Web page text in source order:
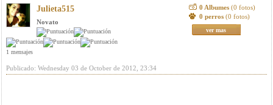
Julieta515
Novato
1 mensajes
0 Albumes (0 fotos)
0 perros (0 fotos)
ver mas
Publicado: Wednesday 03 de October de 2012, 23:34